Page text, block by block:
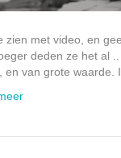
zien met video, en
deden ze het al
en van grote waarde.